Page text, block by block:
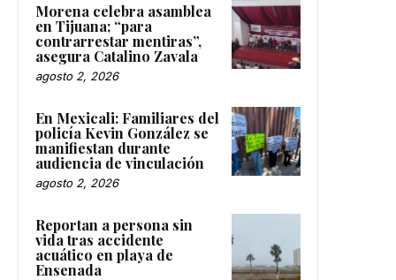
Morena celebra asamblea
en Tijuana; “para
contrarrestar mentiras”,
asegura Catalino Zavala
agosto 2, 2026
En Mexicali: Familiares del
policía Kevin González se
manifiestan durante
audiencia de vinculación
agosto 2, 2026
Reportan a persona sin
vida tras accidente
acuático en playa de
Ensenada